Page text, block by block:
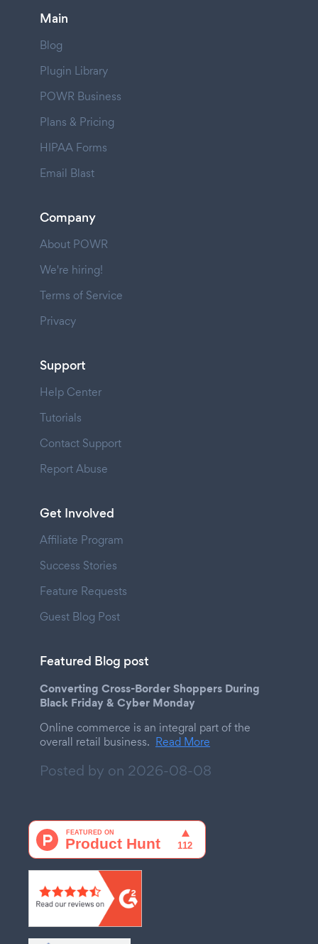
Main
Blog
Plugin Library
POWR Business
Plans & Pricing
HIPAA Forms
Email Blast
Company
About POWR
We're hiring!
Terms of Service
Privacy
Support
Help Center
Tutorials
Contact Support
Report Abuse
Get Involved
Affiliate Program
Success Stories
Feature Requests
Guest Blog Post
Featured Blog post
Converting Cross-Border Shoppers During
Black Friday & Cyber Monday
Online commerce is an integral part of the
overall retail business. Read More
Posted by on 2026-08-08